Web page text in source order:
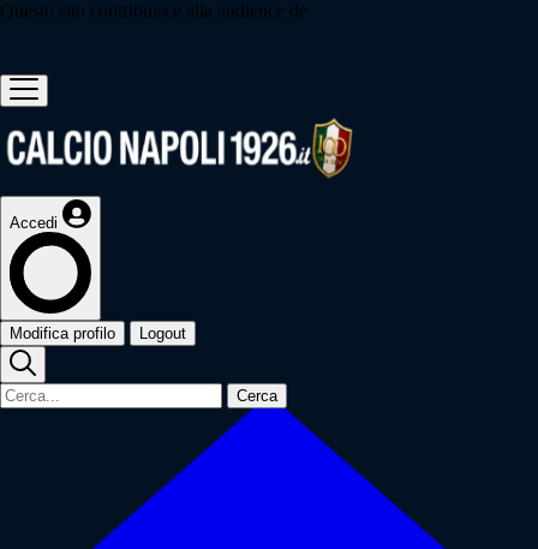
Questo sito contribuisce alla audience de
Accedi
Modifica profilo Logout
Cerca